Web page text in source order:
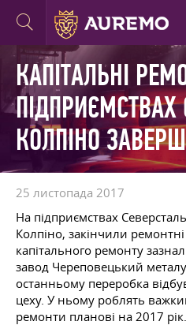
КАПІТАЛЬНІ
ПІДПРИЄМСТВАХ
КОЛПІНО
25 листопада 2017
На підприємствах
Колпіно, закінчили
капітального ремонту
завод Череповецький
останньому переробка
цеху. У ньому роблять
ремонти планові на 2017 рік.